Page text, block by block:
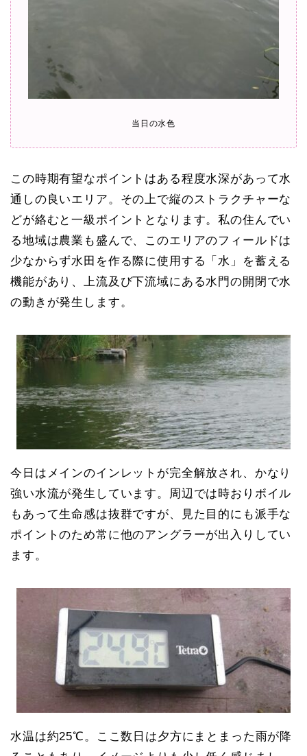
当日の水色
この時期有望なポイントはある程度水深があって水
通しの良いエリア。その上で縦のストラクチャーな
どが絡むと一級ポイントとなります。私の住んでい
る地域は農業も盛んで、このエリアのフィールドは
少なからず水田を作る際に使用する「水」を蓄える
機能があり、上流及び下流域にある水門の開閉で水
の動きが発生します。
今日はメインのインレットが完全解放され、かなり
強い水流が発生しています。周辺では時おりボイル
もあって生命感は抜群ですが、見た目的にも派手な
ポイントのため常に他のアングラーが出入りしてい
ます。
水温は約25℃。ここ数日は夕方にまとまった雨が降